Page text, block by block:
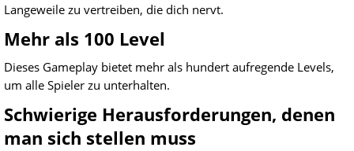
Langeweile zu vertreiben, die dich nervt.
Mehr als 100 Level
Dieses Gameplay bietet mehr als hundert aufregende Levels,
um alle Spieler zu unterhalten.
Schwierige Herausforderungen, denen
man sich stellen muss